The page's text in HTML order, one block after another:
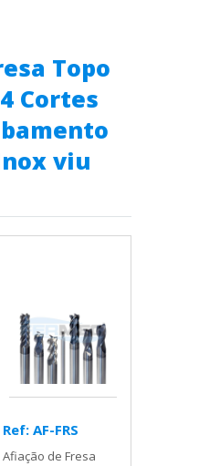
Topo
Cortes
viu
Ref: AF-FRS
Afiação de Fresa